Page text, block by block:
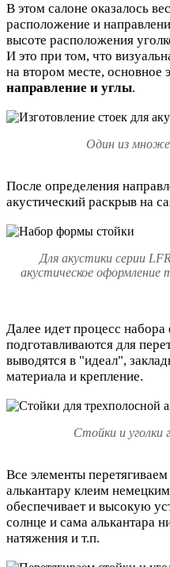
В этом салоне оказалось
расположение и
высоте расположения
И это при том, что
на втором месте, основное
направление и углы.
Один из
После определения
акустический раскрыв на
Для акустики серии
акустическое
Далее идет процесс
подготавливаются для
выводятся в "идеал",
материала и крепление.
Стойки и
Все элементы
алькантару клеим
обеспечивает и высокую
солнце и сама алькантара
натяжения и т.п.